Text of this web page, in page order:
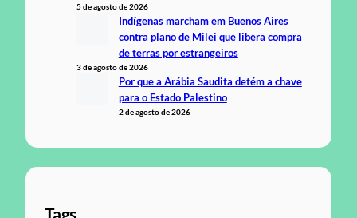
5 de agosto de 2026
Indígenas marcham em Buenos Aires
contra plano de Milei que libera compra
de terras por estrangeiros
3 de agosto de 2026
Por que a Arábia Saudita detém a chave
para o Estado Palestino
2 de agosto de 2026